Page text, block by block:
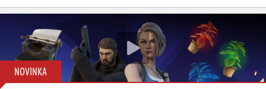
NOVINKA